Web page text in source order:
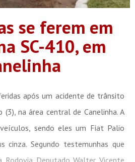
se ferem em
SC-410, em
após um acidente de trânsito
na área central de Canelinha. A
sendo eles um Fiat Palio
cinza. Segundo testemunhas que